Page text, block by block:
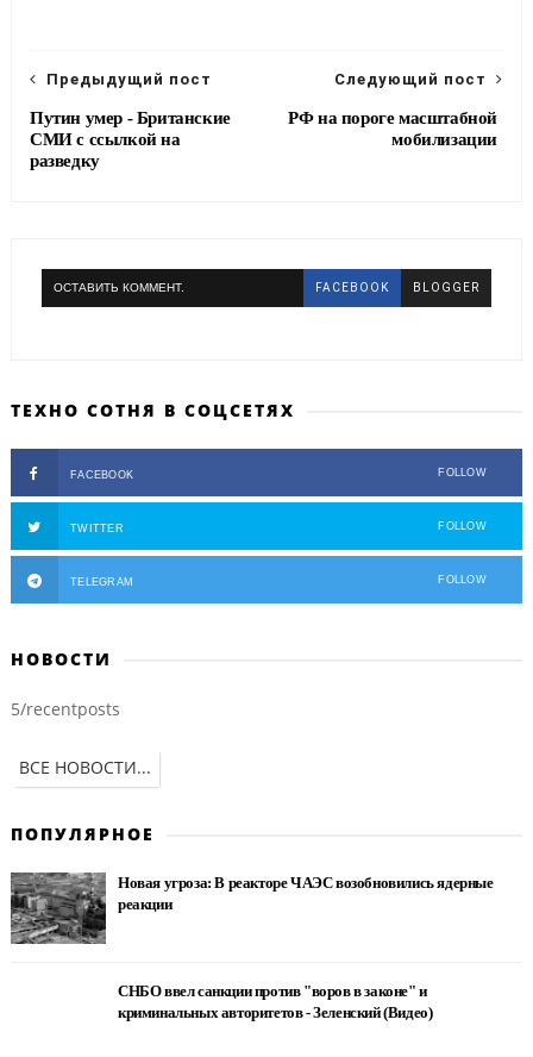
Следующий пост
РФ на пороге масштабной
мобилизации
Предыдущий пост
Путин умер - Британские
СМИ с ссылкой на
разведку
ОСТАВИТЬ КОММЕНТ. FACEBOOK BLOGGER
ТЕХНО СОТНЯ В СОЦСЕТЯХ
FACEBOOK FOLLOW
TWITTER FOLLOW
TELEGRAM FOLLOW
НОВОСТИ
5/recentposts
ВСЕ НОВОСТИ...
ПОПУЛЯРНОЕ
Новая угроза: В реакторе ЧАЭС возобновились ядерные
реакции
СНБО ввел санкции против "воров в законе" и
криминальных авторитетов - Зеленский (Видео)